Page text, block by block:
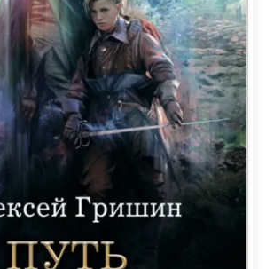
стиль рукописи, привести к
измерения, названия месяцев. И
вниманию получившийся роман,
не отразился век, но
изображен довольно верно. Как
день. Она стала привычной. Жена